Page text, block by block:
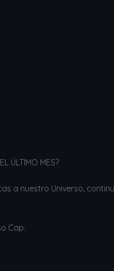
ÚLTIMO MES?
a nuestro Universo,
Cap.